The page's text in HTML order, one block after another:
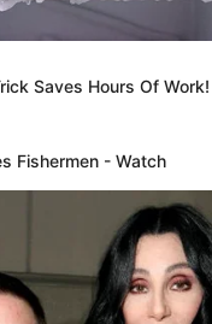
individuelle
Experten. Ob
Leben – die
bietet
für
11:00 Uhr
Saves Hours Of Work!
Fishermen - Watch